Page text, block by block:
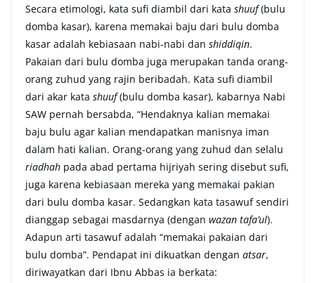
Secara etimologi, kata sufi diambil dari kata shuuf(bulu
domba kasar), karena memakai baju dari bulu domba
kasar adalah kebiasaan nabi-nabi dan shiddiqin.
Pakaian dari bulu domba juga merupakan tanda orang-
orang zuhud yang rajin beribadah. Kata sufi diambil
dari akar kata shuuf(bulu domba kasar), kabarnya Nabi
SAW pernah bersabda, “Hendaknya kalian memakai
baju bulu agar kalian mendapatkan manisnya iman
dalam hati kalian. Orang-orang yang zuhud dan selalu
riadhah pada abad pertama hijriyah sering disebut sufi,
juga karena kebiasaan mereka yang memakai pakian
dari bulu domba kasar. Sedangkan kata tasawuf sendiri
dianggap sebagai masdarnya (dengan wazan tafa’ul).
Adapun arti tasawuf adalah “memakai pakaian dari
bulu domba”. Pendapat ini dikuatkan dengan atsar,
diriwayatkan dari Ibnu Abbas ia berkata: